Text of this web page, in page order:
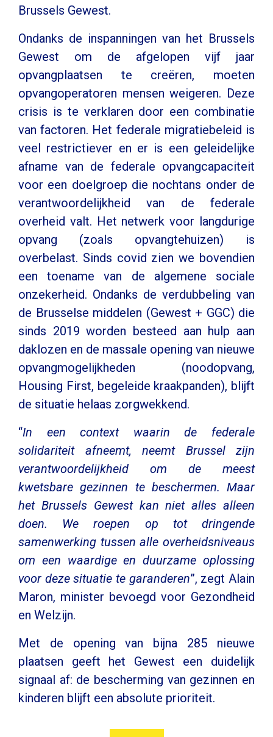
Brussels Gewest.
Ondanks de inspanningen van het Brussels
Gewest om de afgelopen vijf jaar
opvangplaatsen te creëren, moeten
opvangoperatoren mensen weigeren. Deze
crisis is te verklaren door een combinatie
van factoren. Het federale migratiebeleid is
veel restrictiever en er is een geleidelijke
afname van de federale opvangcapaciteit
voor een doelgroep die nochtans onder de
verantwoordelijkheid van de federale
overheid valt. Het netwerk voor langdurige
opvang (zoals opvangtehuizen) is
overbelast. Sinds covid zien we bovendien
een toename van de algemene sociale
onzekerheid. Ondanks de verdubbeling van
de Brusselse middelen (Gewest + GGC) die
sinds 2019 worden besteed aan hulp aan
daklozen en de massale opening van nieuwe
opvangmogelijkheden (noodopvang,
Housing First, begeleide kraakpanden), blijft
de situatie helaas zorgwekkend.
“In een context waarin de federale
solidariteit afneemt, neemt Brussel zijn
verantwoordelijkheid om de meest
kwetsbare gezinnen te beschermen. Maar
het Brussels Gewest kan niet alles alleen
doen. We roepen op tot dringende
samenwerking tussen alle overheidsniveaus
om een waardige en duurzame oplossing
voor deze situatie te garanderen”, zegt Alain
Maron, minister bevoegd voor Gezondheid
en Welzijn.
Met de opening van bijna 285 nieuwe
plaatsen geeft het Gewest een duidelijk
signaal af: de bescherming van gezinnen en
kinderen blijft een absolute prioriteit.